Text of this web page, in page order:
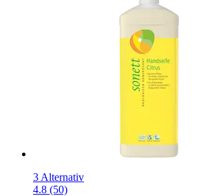
3 Alternativ
4.8 (50)